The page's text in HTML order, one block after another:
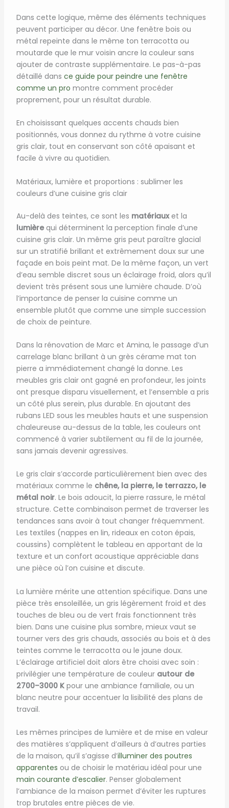
Dans cette logique, même des éléments techniques
peuvent participer au décor. Une fenêtre bois ou
métal repeinte dans le même ton terracotta ou
moutarde que le mur voisin ancre la couleur sans
ajouter de contraste supplémentaire. Le pas-à-pas
détaillé dans ce guide pour peindre une fenêtre
comme un pro montre comment procéder
proprement, pour un résultat durable.
En choisissant quelques accents chauds bien
positionnés, vous donnez du rythme à votre cuisine
gris clair, tout en conservant son côté apaisant et
facile à vivre au quotidien.
Matériaux, lumière et proportions : sublimer les
couleurs d’une cuisine gris clair
Au-delà des teintes, ce sont les matériauxet la
lumièrequi déterminent la perception finale d’une
cuisine gris clair. Un même gris peut paraître glacial
sur un stratifié brillant et extrêmement doux sur une
façade en bois peint mat. De la même façon, un vert
d’eau semble discret sous un éclairage froid, alors qu’il
devient très présent sous une lumière chaude. D’où
l’importance de penser la cuisine comme un
ensemble plutôt que comme une simple succession
de choix de peinture.
Dans la rénovation de Marc et Amina, le passage d’un
carrelage blanc brillant à un grès cérame mat ton
pierre a immédiatement changé la donne. Les
meubles gris clair ont gagné en profondeur, les joints
ont presque disparu visuellement, et l’ensemble a pris
un côté plus serein, plus durable. En ajoutant des
rubans LED sous les meubles hauts et une suspension
chaleureuse au-dessus de la table, les couleurs ont
commencé à varier subtilement au fil de la journée,
sans jamais devenir agressives.
Le gris clair s’accorde particulièrement bien avec des
matériaux comme le chêne, la pierre, le terrazzo, le
métal noir. Le bois adoucit, la pierre rassure, le métal
structure. Cette combinaison permet de traverser les
tendances sans avoir à tout changer fréquemment.
Les textiles (nappes en lin, rideaux en coton épais,
coussins) complètent le tableau en apportant de la
texture et un confort acoustique appréciable dans
une pièce où l’on cuisine et discute.
La lumière mérite une attention spécifique. Dans une
pièce très ensoleillée, un gris légèrement froid et des
touches de bleu ou de vert frais fonctionnent très
bien. Dans une cuisine plus sombre, mieux vaut se
tourner vers des gris chauds, associés au bois et à des
teintes comme le terracotta ou le jaune doux.
L’éclairage artificiel doit alors être choisi avec soin :
privilégier une température de couleur autour de
2700–3000 Kpour une ambiance familiale, ou un
blanc neutre pour accentuer la lisibilité des plans de
travail.
Les mêmes principes de lumière et de mise en valeur
des matières s’appliquent d’ailleurs à d’autres parties
de la maison, qu’il s’agisse d’illuminer des poutres
apparentes ou de choisir le matériau idéal pour une
main courante d’escalier. Penser globalement
l’ambiance de la maison permet d’éviter les ruptures
trop brutales entre pièces de vie.